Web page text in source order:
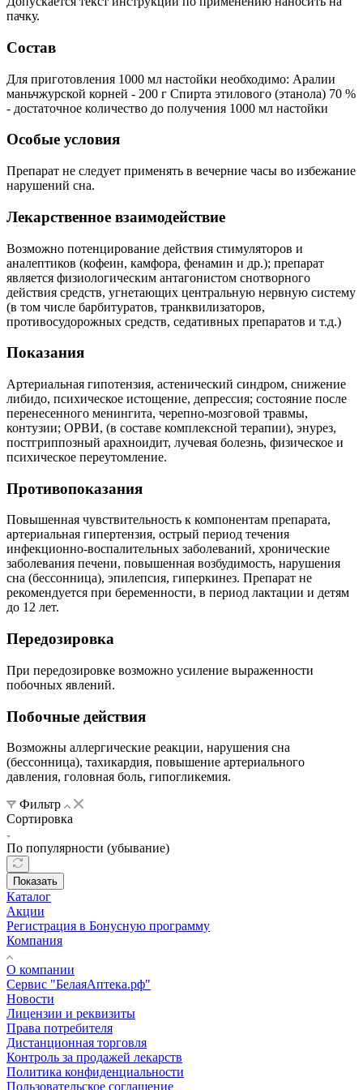
пачку.
Состав
Для приготовления 1000 мл настойки необходимо: Аралии
маньчжурской корней - 200 г Спирта этилового (этанола) 70 %
- достаточное количество до получения 1000 мл настойки
Особые условия
Препарат не следует применять в вечерние часы во избежание
нарушений сна.
Лекарственное взаимодействие
Возможно потенцирование действия стимуляторов и
аналептиков (кофеин, камфора, фенамин и др.); препарат
является физиологическим антагонистом снотворного
действия средств, угнетающих центральную нервную систему
(в том числе барбитуратов, транквилизаторов,
противосудорожных средств, седативных препаратов и т.д.)
Показания
Артериальная гипотензия, астенический синдром, снижение
либидо, психическое истощение, депрессия; состояние после
перенесенного менингита, черепно-мозговой травмы,
контузии; ОРВИ, (в составе комплексной терапии), энурез,
постгриппозный арахноидит, лучевая болезнь, физическое и
психическое переутомление.
Противопоказания
Повышенная чувствительность к компонентам препарата,
артериальная гипертензия, острый период течения
инфекционно-воспалительных заболеваний, хронические
заболевания печени, повышенная возбудимость, нарушения
сна (бессонница), эпилепсия, гиперкинез. Препарат не
рекомендуется при беременности, в период лактации и детям
до 12 лет.
Передозировка
При передозировке возможно усиление выраженности
побочных явлений.
Побочные действия
Возможны аллергические реакции, нарушения сна
(бессонница), тахикардия, повышение артериального
давления, головная боль, гипогликемия.
Фильтр
Сортировка
По популярности (убывание)
Показать
Каталог
Акции
Регистрация в Бонусную программу
Компания
О компании
Сервис "БелаяАптека.рф"
Новости
Лицензии и реквизиты
Права потребителя
Дистанционная торговля
Контроль за продажей лекарств
Политика конфиденциальности
Пользовательское соглашение